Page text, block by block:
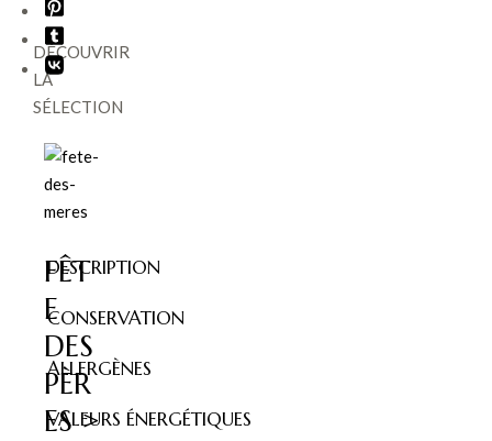
DÉCOUVRIR
LA
SÉLECTION
FÊT
E
DES
PÈR
ES >
DESCRIPTION
CONSERVATION
ALLERGÈNES
VALEURS ÉNERGÉTIQUES